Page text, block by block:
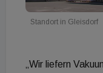
Standort in Gleisdorf
„Wir liefern